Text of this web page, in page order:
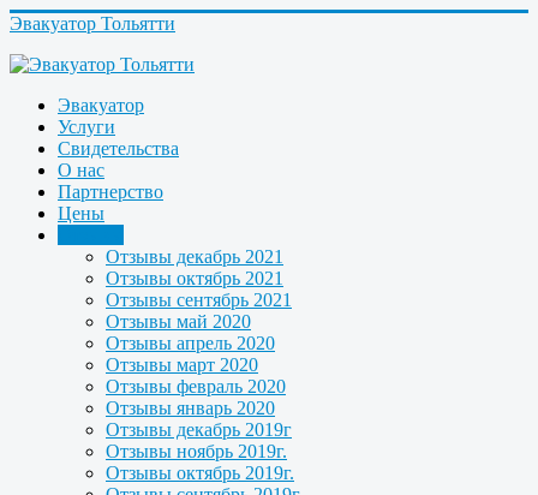
Эвакуатор Тольятти
Эвакуатор
Услуги
Свидетельства
О нас
Партнерство
Цены
Отзывы декабрь 2021
Отзывы октябрь 2021
Отзывы сентябрь 2021
Отзывы май 2020
Отзывы апрель 2020
Отзывы март 2020
Отзывы февраль 2020
Отзывы январь 2020
Отзывы декабрь 2019г
Отзывы ноябрь 2019г.
Отзывы октябрь 2019г.